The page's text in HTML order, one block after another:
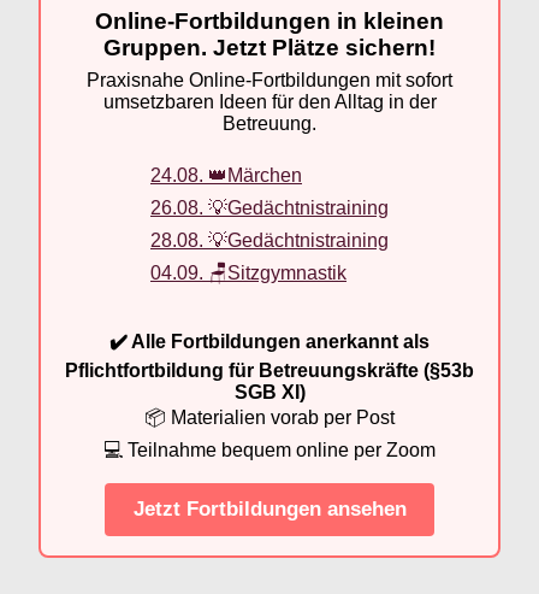
Online-Fortbildungen in kleinen
Gruppen. Jetzt Plätze sichern!
Praxisnahe Online-Fortbildungen mit sofort
umsetzbaren Ideen für den Alltag in der
Betreuung.
24.08. 👑Märchen
26.08. 💡Gedächtnistraining
28.08. 💡Gedächtnistraining
04.09. 🪑Sitzgymnastik
✔️ Alle Fortbildungen anerkannt als
Pflichtfortbildung für Betreuungskräfte (§53b
SGB XI)
📦 Materialien vorab per Post
💻 Teilnahme bequem online per Zoom
Jetzt Fortbildungen ansehen